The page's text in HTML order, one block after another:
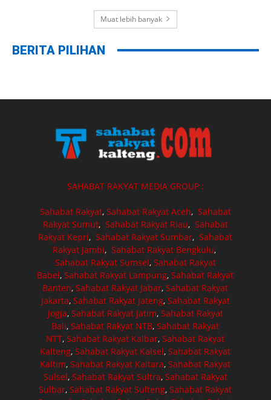
Muat lebih banyak
BERITA PILIHAN
SAHABAT RAKYAT MEDIA GROUP :
Sahabat Rakyat, Sahabat Rakyat Aceh, Sahabat
Rakyat Sumut, Sahabat Rakyat Riau, Sahabat
Rakyat Kepri,Sahabat Rakyat Sumbar,Sahabat
Rakyat Jambi, Sahabat Rakyat Bengkulu,
Sahabat Rakyat Sumsel, Sahabat Rakyat
Babel,Sahabat Rakyat Lampung,Sahabat Rakyat
Banten,Sahabat Rakyat Jabar,Sahabat Rakyat
Jakarta, Sahabat Rakyat Jateng, Sahabat Rakyat
Jogja, Sahabat Rakyat Jatim, Sahabat Rakyat
Bali,Sahabat Rakyat NTB,Sahabat Rakyat
NTT,Sahabat Rakyat Kalbar,Sahabat Rakyat
Kalteng,Sahabat Rakyat Kalsel,Sahabat Rakyat
Kaltim,Sahabat Rakyat Kaltara,Sahabat Rakyat
Sulsel, Sahabat Rakyat Sultra, Sahabat Rakyat
Sulbar,Sahabat Rakyat Sulteng,Sahabat Rakyat